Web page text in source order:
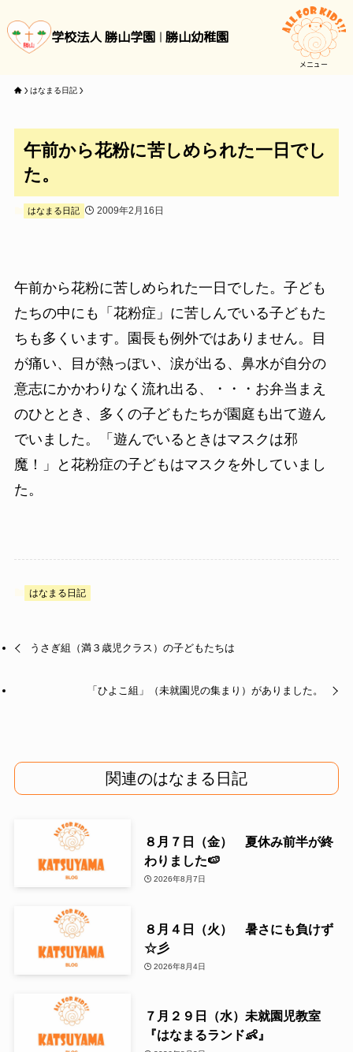
学校法人 勝山学園 勝山幼稚園
メニュー
はなまる日記
午前から花粉に苦しめられた一日でし
た。
はなまる日記 2009年2月16日
午前から花粉に苦しめられた一日でした。子ども
たちの中にも「花粉症」に苦しんでいる子どもた
ちも多くいます。園長も例外ではありません。目
が痛い、目が熱っぽい、涙が出る、鼻水が自分の
意志にかかわりなく流れ出る、・・・お弁当まえ
のひととき、多くの子どもたちが園庭も出て遊ん
でいました。「遊んでいるときはマスクは邪
魔！」と花粉症の子どもはマスクを外していまし
た。
はなまる日記
うさぎ組（満３歳児クラス）の子どもたちは
「ひよこ組」（未就園児の集まり）がありました。
関連のはなまる日記
８月７日（金） 夏休み前半が終
わりました🍉
2026年8月7日
８月４日（火） 暑さにも負けず
☆彡
2026年8月4日
７月２９日（水）未就園児教室
『はなまるランド👶』